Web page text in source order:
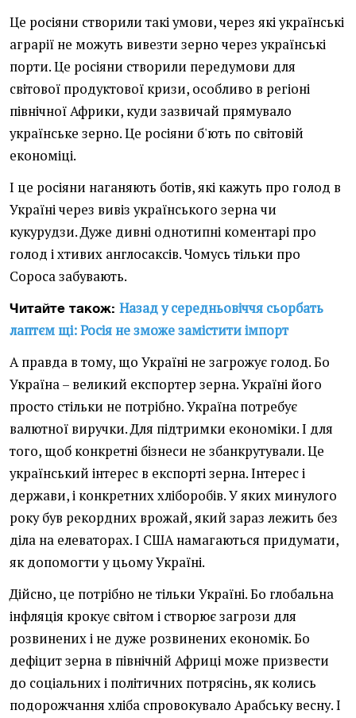
Це росіяни створили такі умови, через які українські
аграрії не можуть вивезти зерно через українські
порти. Це росіяни створили передумови для
світової продуктової кризи, особливо в регіоні
північної Африки, куди зазвичай прямувало
українське зерно. Це росіяни б'ють по світовій
економіці.
І це росіяни наганяють ботів, які кажуть про голод в
Україні через вивіз українського зерна чи
кукурудзи. Дуже дивні однотипні коментарі про
голод і хтивих англосаксів. Чомусь тільки про
Сороса забувають.
Читайте також: Назад у середньовіччя сьорбать
лаптєм щі: Росія не зможе замістити імпорт
А правда в тому, що Україні не загрожує голод. Бо
Україна – великий експортер зерна. Україні його
просто стільки не потрібно. Україна потребує
валютної виручки. Для підтримки економіки. І для
того, щоб конкретні бізнеси не збанкрутували. Це
український інтерес в експорті зерна. Інтерес і
держави, і конкретних хліборобів. У яких минулого
року був рекордних врожай, який зараз лежить без
діла на елеваторах. І США намагаються придумати,
як допомогти у цьому Україні.
Дійсно, це потрібно не тільки Україні. Бо глобальна
інфляція крокує світом і створює загрози для
розвинених і не дуже розвинених економік. Бо
дефіцит зерна в північній Африці може призвести
до соціальних і політичних потрясінь, як колись
подорожчання хліба спровокувало Арабську весну. І